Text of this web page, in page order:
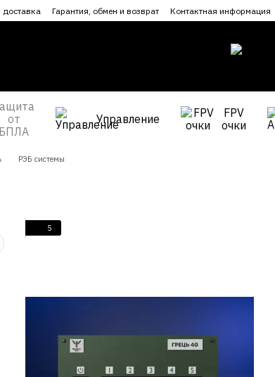
доставка Гарантия, обмен и возврат Контактная информация
соглашение
от
БПЛА
Управление
FPV
очки
РЭБ системы
5